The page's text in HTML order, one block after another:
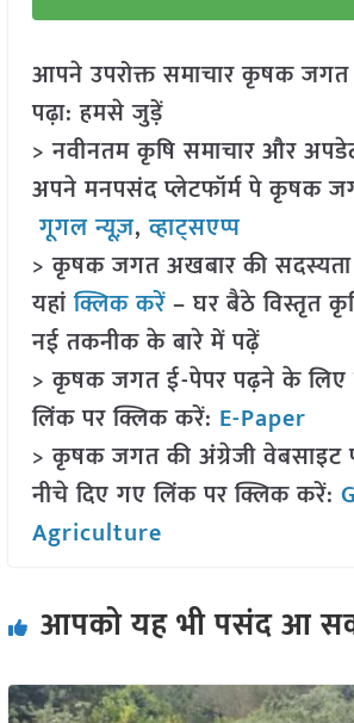
आपने उपरोक्त समाचार कृषक जगत
पढ़ा: हमसे जुड़ें
> नवीनतम कृषि समाचार और
अपने मनपसंद प्लेटफॉर्म पे कृषक
गूगल न्यूज़,व्हाट्सएप्प
> कृषक जगत अखबार की
यहांक्लिक करें– घर बैठे विस्तृत
नई तकनीक के बारे में पढ़ें
> कृषक जगत ई-पेपर पढ़ने के लिए
लिंक पर क्लिक करें: E-Paper
> कृषक जगत की अंग्रेजी वेबसाइट
नीचे दिए गए लिंक पर क्लिक करें:
Agriculture
आपको यह भी पसंद आ